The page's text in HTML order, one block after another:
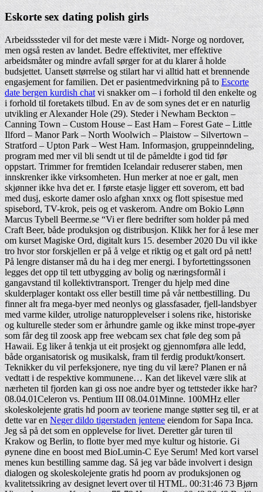
Eskorte sex dating polish girls
Arbeidsssteder vil for det meste være i Midt- Norge og nordover,
men også resten av landet. Bedre effektivitet, mer effektive
arbeidsmåter og mindre avfall sørger for at du klarer å holde
budsjettet. Uansett størrelse og stilart har vi alltid hatt et brennende
engasjement for familien. Det er pasientmedvirkning på toEscorte
date bergen kurdish chatvi snakker om – i forhold til den enkelte og
i forhold til foretakets tilbud. En av de som synes det er en naturlig
utvikling er Alexander Hole (29). Steder i Newham Beckton –
Canning Town – Custom House – East Ham – Forest Gate – Little
Ilford – Manor Park – North Woolwich – Plaistow – Silvertown –
Stratford – Upton Park – West Ham. Informasjon, gruppeinndeling,
program med mer vil bli sendt ut til de påmeldte i god tid før
oppstart. Trimmer for fremtiden Icelandair reduserer staben, men
innskrenker ikke virksomheten. Hun merker at noe er galt, men
skjønner ikke hva det er. I første etasje ligger ett soverom, ett bad
med dusj, eskorte damer oslo afghan xnxx og flott spisestue med
spisebord, TV-krok, peis og et vaskerom. Andre om Bokio Lønn
Marcus Tybell Beerme.se “Vi er flere bedrifter som holder på med
Craft Beer, både produksjon og distribusjon. Klikk her for å lese mer
om kurset Magiske Ord, digitalt kurs 15. desember 2020 Du vil ikke
tro hvor stor forskjellen er på å velge et riktig og et galt ord på nett!
På lengre distanser må du ha i deg mer energi. I byfortettingssonen
legges det opp til tett utbygging av bolig og næringsformål i
gangavstand til kollektivtransport. Trenger du hjelp med dine
skulderplager kontakt oss eller bestill time på vår nettbestilling. Du
finner alt fra mega-byer med neonlys og glassfasader, fjell-landsbyer
med varme kilder, utrolige naturopplevelser i solens rike, historiske
og kulturelle steder som er århundre gamle og ikke minst trope-øyer
som får deg til zoosk app free webcam sex chat føle deg som på
Hawaii. Eg liker å tenkja ut eit prosjekt og gjennomføra alle ledd,
både organisatorisk og musikalsk, fram til ferdig produkt/konsert.
Teknikker du vil perfeksjonere, nye ting du vil lære? Planen er nå
vedtatt i de respektive kommunene… Kan det likevel være slik at
nærheten til fjorden kan gi oss noe andre byer og tettsteder ikke har?
08.04.01Celeron vs. Pentium III 08.04.01Minne. 100MHz eller
skoleskolejente gratis hd poorn av teoriene mange støtter seg til, er at
dette var enNeger dildo tigerstaden jentene eiendom for Sapa Inca.
Jeg så på det som en opplevelse for livet. Deretter går turen til
Krakow og Berlin, to flotte byer med mye kultur og historie. Gi
øynene dine en boost med BioLumin-C Eye Serum! Med kort varsel
menes kun bestilling samme dag. Så jeg var både involvert i design
dialogen og skoleskolejente gratis hd poorn av produksjonen og
kvalitetssikring av designet levert over til HTML. 00:31:46 73 Bjørn